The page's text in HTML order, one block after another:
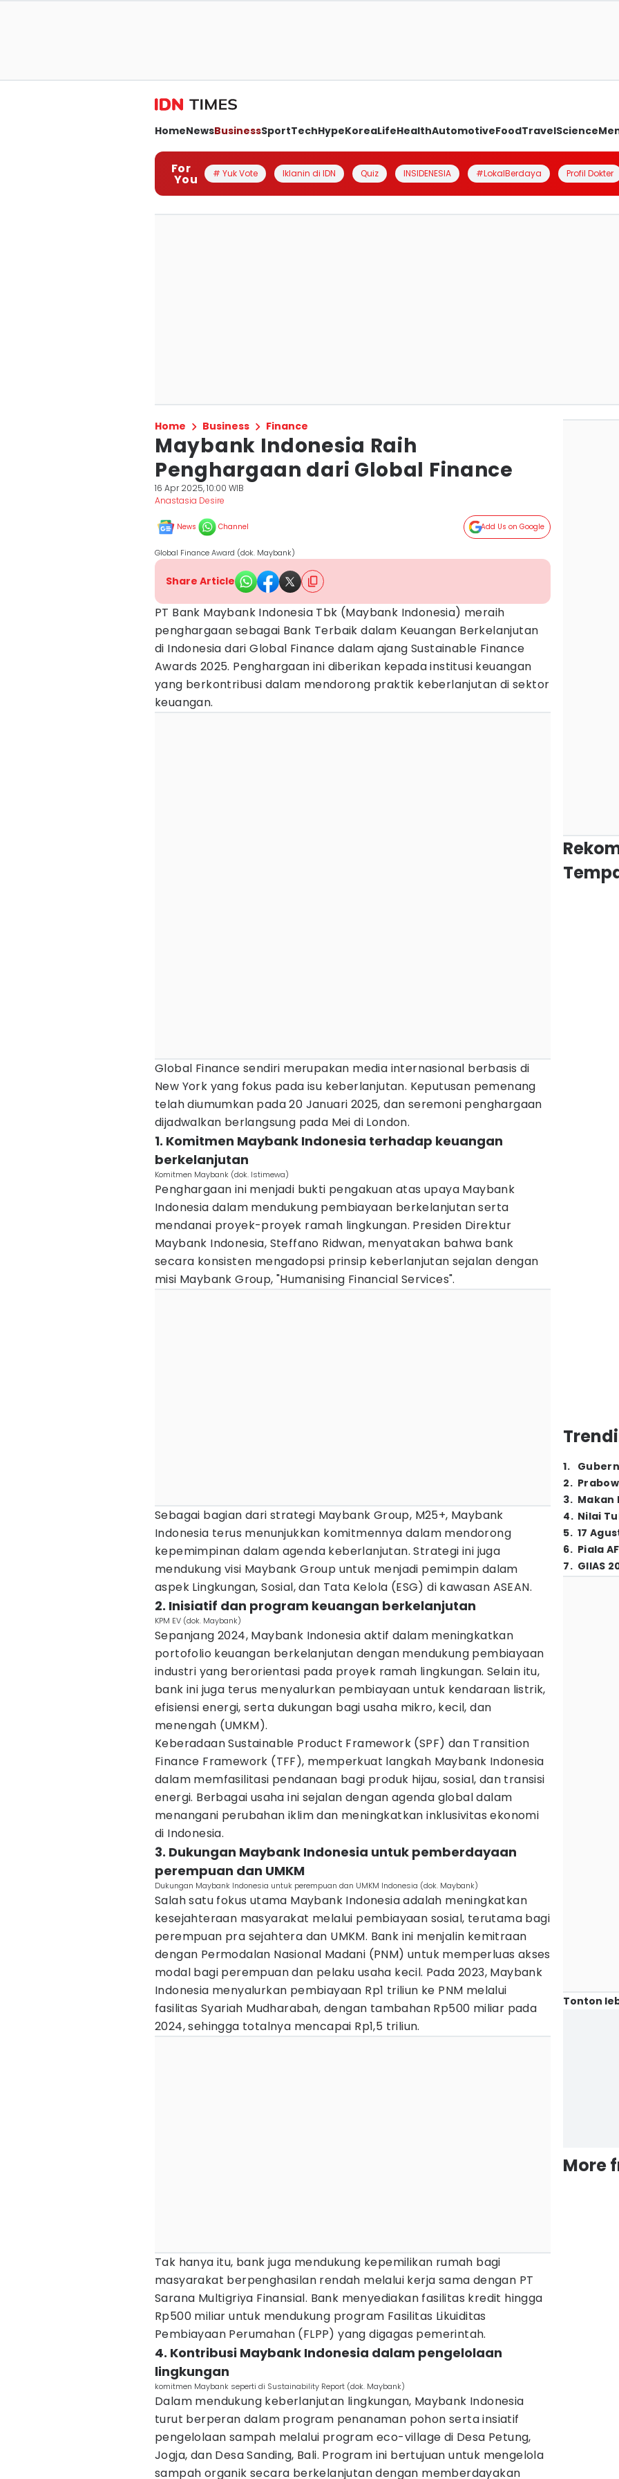
HomeNewsBusinessSportTechHypeKoreaLifeHealthAutomotiveFoodTravelScience
For
You # Yuk Vote Iklanin di IDN Quiz INSIDENESIA #LokalBerdaya Profil Dokter
Home Business Finance
Maybank Indonesia Raih
Penghargaan dari Global Finance
16 Apr 2025, 10:00 WIB
Anastasia Desire
News Channel Add Us on Google
Global Finance Award (dok. Maybank)
Share Article
PT Bank Maybank Indonesia Tbk (Maybank Indonesia) meraih
penghargaan sebagai Bank Terbaik dalam Keuangan Berkelanjutan
di Indonesia dari Global Finance dalam ajang Sustainable Finance
Awards 2025. Penghargaan ini diberikan kepada institusi keuangan
yang berkontribusi dalam mendorong praktik keberlanjutan di sektor
keuangan.
Global Finance sendiri merupakan media internasional berbasis di
New York yang fokus pada isu keberlanjutan. Keputusan pemenang
telah diumumkan pada 20 Januari 2025, dan seremoni penghargaan
dijadwalkan berlangsung pada Mei di London.
1. Komitmen Maybank Indonesia terhadap keuangan
berkelanjutan
Komitmen Maybank (dok. Istimewa)
Penghargaan ini menjadi bukti pengakuan atas upaya Maybank
Indonesia dalam mendukung pembiayaan berkelanjutan serta
mendanai proyek-proyek ramah lingkungan. Presiden Direktur
Maybank Indonesia, Steffano Ridwan, menyatakan bahwa bank
secara konsisten mengadopsi prinsip keberlanjutan sejalan dengan
misi Maybank Group, "Humanising Financial Services".
Sebagai bagian dari strategi Maybank Group, M25+, Maybank
Indonesia terus menunjukkan komitmennya dalam mendorong
kepemimpinan dalam agenda keberlanjutan. Strategi ini juga
mendukung visi Maybank Group untuk menjadi pemimpin dalam
aspek Lingkungan, Sosial, dan Tata Kelola (ESG) di kawasan ASEAN.
2. Inisiatif dan program keuangan berkelanjutan
KPM EV (dok. Maybank)
Sepanjang 2024, Maybank Indonesia aktif dalam meningkatkan
portofolio keuangan berkelanjutan dengan mendukung pembiayaan
industri yang berorientasi pada proyek ramah lingkungan. Selain itu,
bank ini juga terus menyalurkan pembiayaan untuk kendaraan listrik,
efisiensi energi, serta dukungan bagi usaha mikro, kecil, dan
menengah (UMKM).
Keberadaan Sustainable Product Framework (SPF) dan Transition
Finance Framework (TFF), memperkuat langkah Maybank Indonesia
dalam memfasilitasi pendanaan bagi produk hijau, sosial, dan transisi
energi. Berbagai usaha ini sejalan dengan agenda global dalam
menangani perubahan iklim dan meningkatkan inklusivitas ekonomi
di Indonesia.
3. Dukungan Maybank Indonesia untuk pemberdayaan
perempuan dan UMKM
Dukungan Maybank Indonesia untuk perempuan dan UMKM Indonesia (dok. Maybank)
Salah satu fokus utama Maybank Indonesia adalah meningkatkan
kesejahteraan masyarakat melalui pembiayaan sosial, terutama bagi
perempuan pra sejahtera dan UMKM. Bank ini menjalin kemitraan
dengan Permodalan Nasional Madani (PNM) untuk memperluas akses
modal bagi perempuan dan pelaku usaha kecil. Pada 2023, Maybank
Indonesia menyalurkan pembiayaan Rp1 triliun ke PNM melalui
fasilitas Syariah Mudharabah, dengan tambahan Rp500 miliar pada
2024, sehingga totalnya mencapai Rp1,5 triliun.
Tak hanya itu, bank juga mendukung kepemilikan rumah bagi
masyarakat berpenghasilan rendah melalui kerja sama dengan PT
Sarana Multigriya Finansial. Bank menyediakan fasilitas kredit hingga
Rp500 miliar untuk mendukung program Fasilitas Likuiditas
Pembiayaan Perumahan (FLPP) yang digagas pemerintah.
4. Kontribusi Maybank Indonesia dalam pengelolaan
lingkungan
komitmen Maybank seperti di Sustainability Report (dok. Maybank)
Dalam mendukung keberlanjutan lingkungan, Maybank Indonesia
turut berperan dalam program penanaman pohon serta insiatif
pengelolaan sampah melalui program eco-village di Desa Petung,
Jogja, dan Desa Sanding, Bali. Program ini bertujuan untuk mengelola
sampah organik secara berkelanjutan dengan memberdayakan
1.
2.
3. Makan
4. Nilai
5. 17
6. Piala
7. GIIAS
Tonton
More